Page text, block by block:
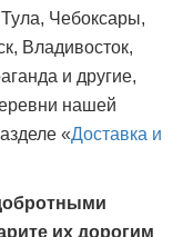
Чебоксары,
Владивосток,
и другие,
нашей
«Доставка и
их дорогим